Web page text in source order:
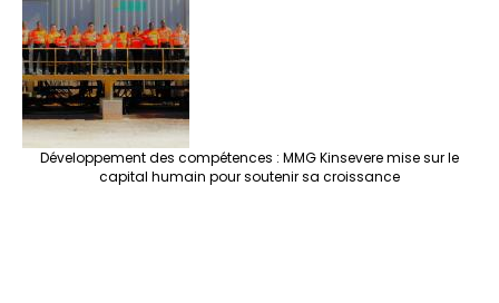
Développement des compétences : MMG Kinsevere mise sur le
capital humain pour soutenir sa croissance